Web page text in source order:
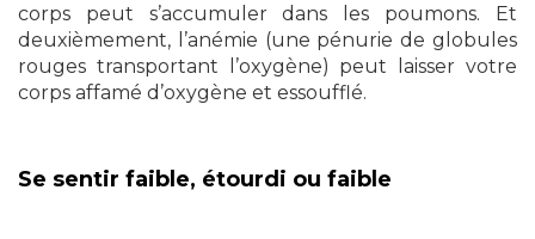
corps peut s’accumuler dans les poumons. Et
deuxièmement, l’anémie (une pénurie de globules
rouges transportant l’oxygène) peut laisser votre
corps affamé d’oxygène et essoufflé.
Se sentir faible, étourdi ou faible